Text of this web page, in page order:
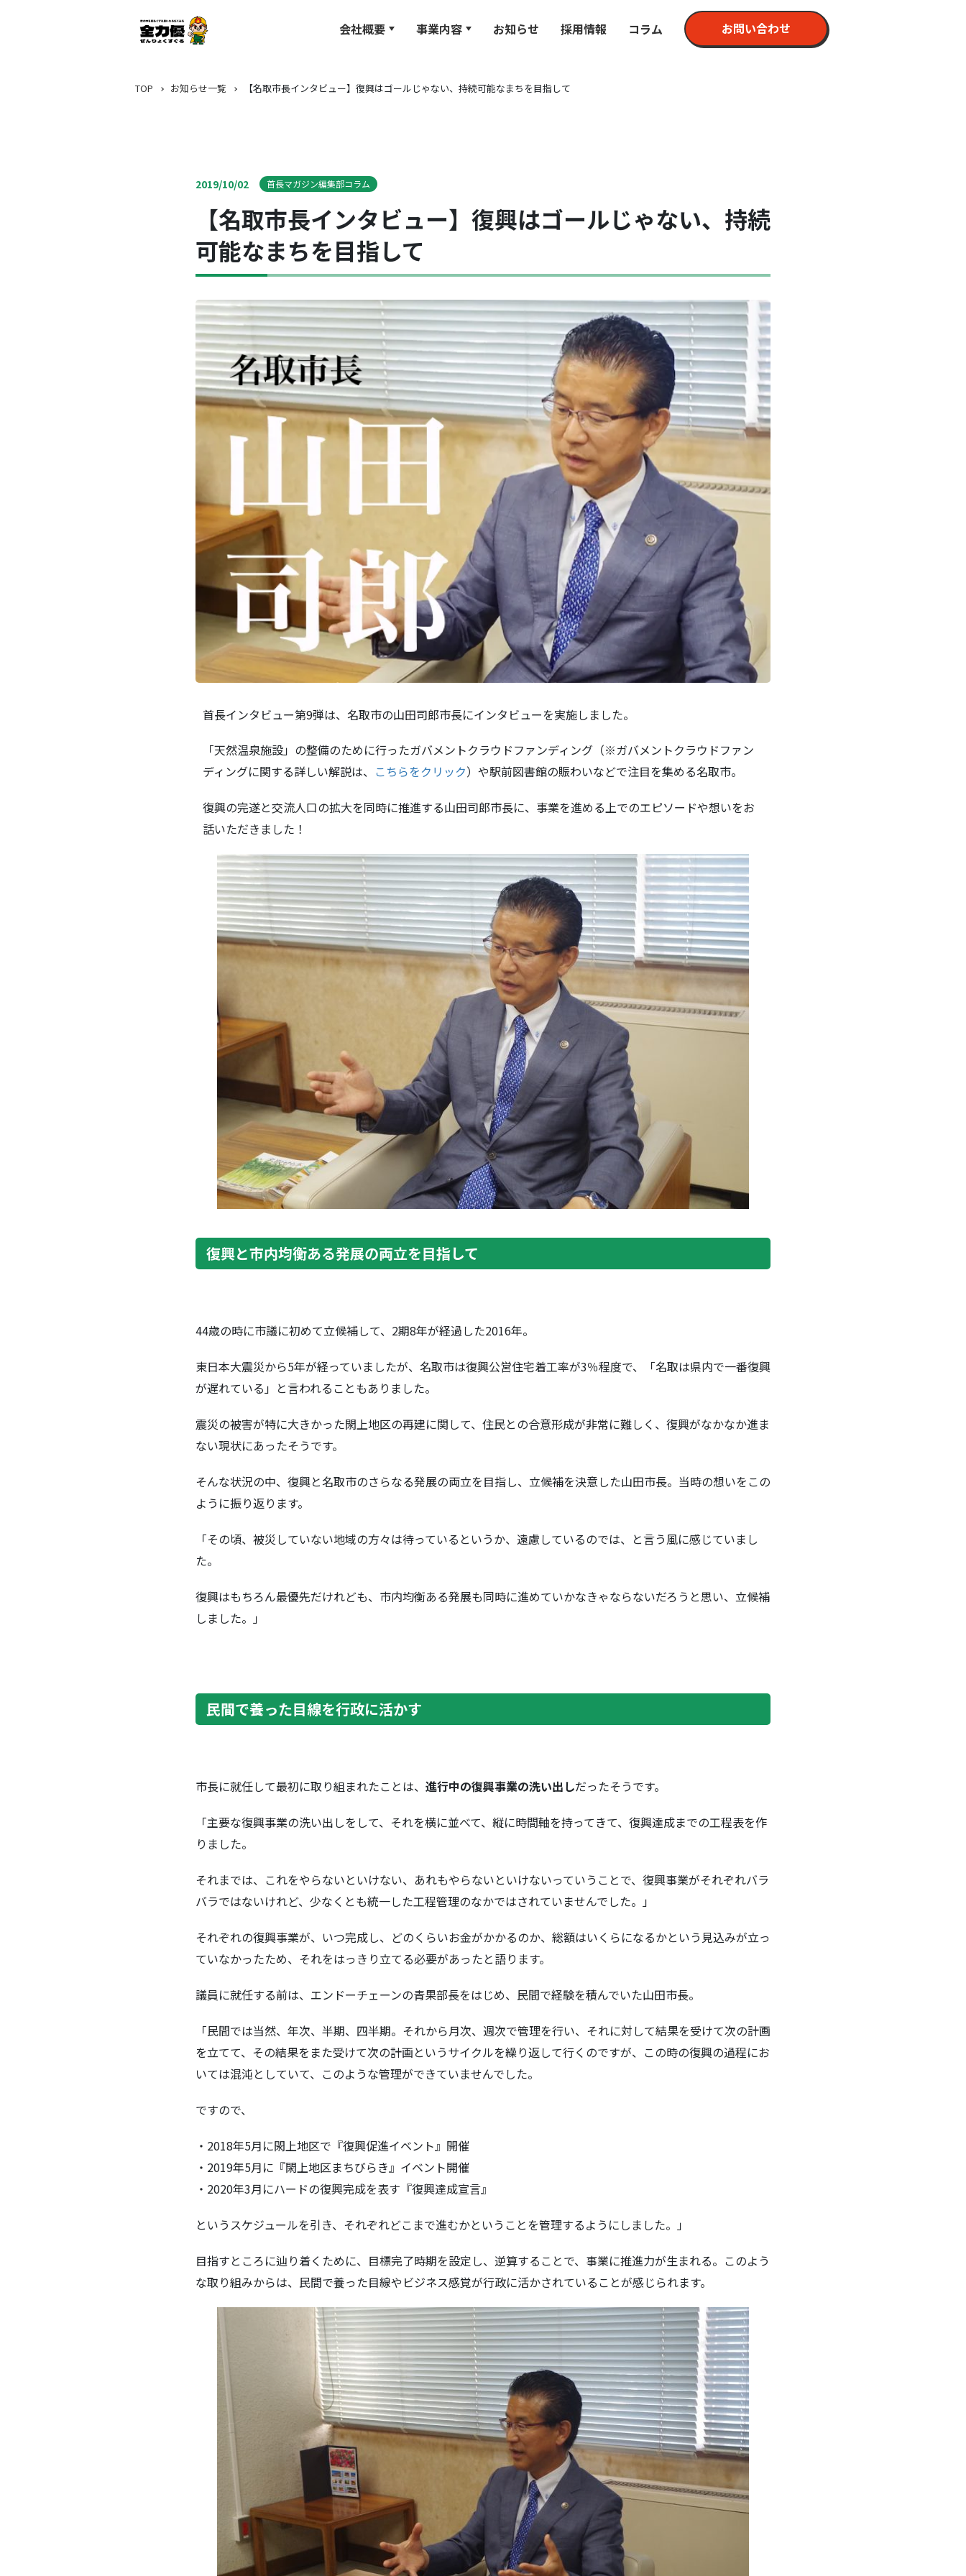
会社概要 事業内容 お知らせ 採用情報 コラム お問い合わせ
TOP お知らせ一覧 【名取市長インタビュー】復興はゴールじゃない、持続可能なまちを目指して
2019/10/02 首長マガジン編集部コラム
【名取市長インタビュー】復興はゴールじゃない、持続
可能なまちを目指して
首長インタビュー第9弾は、名取市の山田司郎市長にインタビューを実施しました。
「天然温泉施設」の整備のために行ったガバメントクラウドファンディング（※ガバメントクラウドファン
ディングに関する詳しい解説は、 こちらをクリック）や駅前図書館の賑わいなどで注目を集める名取市。
復興の完遂と交流人口の拡大を同時に推進する山田司郎市長に、事業を進める上でのエピソードや想いをお
話いただきました！
復興と市内均衡ある発展の両立を目指して
44歳の時に市議に初めて立候補して、2期8年が経過した2016年。
東日本大震災から5年が経っていましたが、名取市は復興公営住宅着工率が3％程度で、「名取は県内で一番復興
が遅れている」と言われることもありました。
震災の被害が特に大きかった閖上地区の再建に関して、住民との合意形成が非常に難しく、復興がなかなか進ま
ない現状にあったそうです。
そんな状況の中、復興と名取市のさらなる発展の両立を目指し、立候補を決意した山田市長。当時の想いをこの
ように振り返ります。
「その頃、被災していない地域の方々は待っているというか、遠慮しているのでは、と言う風に感じていまし
た。
復興はもちろん最優先だけれども、市内均衡ある発展も同時に進めていかなきゃならないだろうと思い、立候補
しました。」
民間で養った目線を行政に活かす
市長に就任して最初に取り組まれたことは、 進行中の復興事業の洗い出しだったそうです。
「主要な復興事業の洗い出しをして、それを横に並べて、縦に時間軸を持ってきて、復興達成までの工程表を作
りました。
それまでは、これをやらないといけない、あれもやらないといけないっていうことで、復興事業がそれぞれバラ
バラではないけれど、少なくとも統一した工程管理のなかではされていませんでした。」
それぞれの復興事業が、いつ完成し、どのくらいお金がかかるのか、総額はいくらになるかという見込みが立っ
ていなかったため、それをはっきり立てる必要があったと語ります。
議員に就任する前は、エンドーチェーンの青果部長をはじめ、民間で経験を積んでいた山田市長。
「民間では当然、年次、半期、四半期。それから月次、週次で管理を行い、それに対して結果を受けて次の計画
を立てて、その結果をまた受けて次の計画というサイクルを繰り返して行くのですが、この時の復興の過程にお
いては混沌としていて、このような管理ができていませんでした。
ですので、
・2018年5月に閖上地区で『復興促進イベント』開催
・2019年5月に『閖上地区まちびらき』イベント開催
・2020年3月にハードの復興完成を表す『復興達成宣言』
というスケジュールを引き、それぞれどこまで進むかということを管理するようにしました。」
目指すところに辿り着くために、目標完了時期を設定し、逆算することで、事業に推進力が生まれる。このよう
な取り組みからは、民間で養った目線やビジネス感覚が行政に活かされていることが感じられます。